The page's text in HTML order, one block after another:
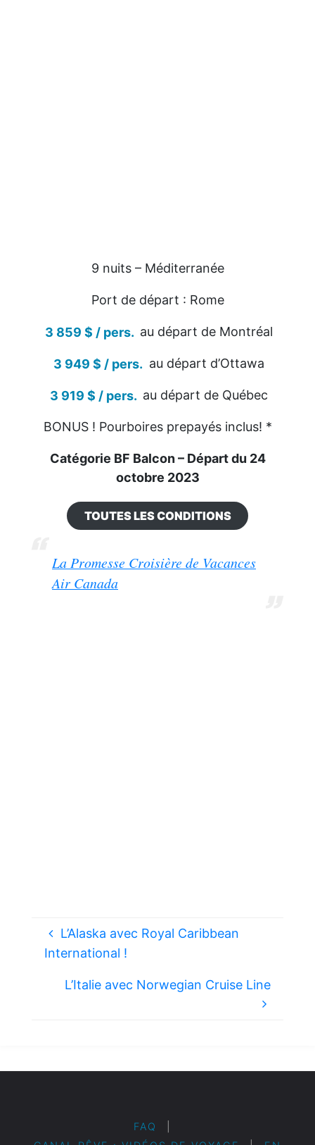
9 nuits – Méditerranée
Port de départ : Rome
3 859 $ / pers. au départ de Montréal
3 949 $ / pers. au départ d’Ottawa
3 919 $ / pers. au départ de Québec
BONUS ! Pourboires prepayés inclus! *
Catégorie BF Balcon – Départ du 24
octobre 2023
TOUTES LES CONDITIONS
La Promesse Croisière de Vacances
Air Canada
L’Alaska avec Royal Caribbean
International !
L’Italie avec Norwegian Cruise Line
FAQ